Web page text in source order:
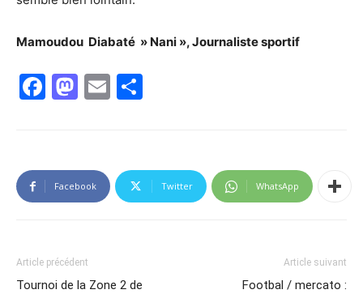
Mamoudou Diabaté » Nani », Journaliste sportif
Facebook
Mastodon
Email
Facebook Twitter WhatsApp
Article précédent
Tournoi de la Zone 2 de
Article suivant
Footbal / mercato :